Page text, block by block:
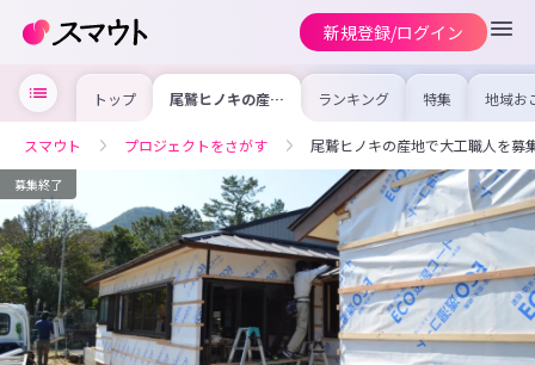
新規登録/ログイン
トップ 尾鷲ヒノキの産地
で大工職人を募集
ランキング 特集 地域お
の求
を集め
事内容
を比較
合った
けよう
スマウト プロジェクトをさがす 尾鷲ヒノキの産地で大工職人を募
募集終了